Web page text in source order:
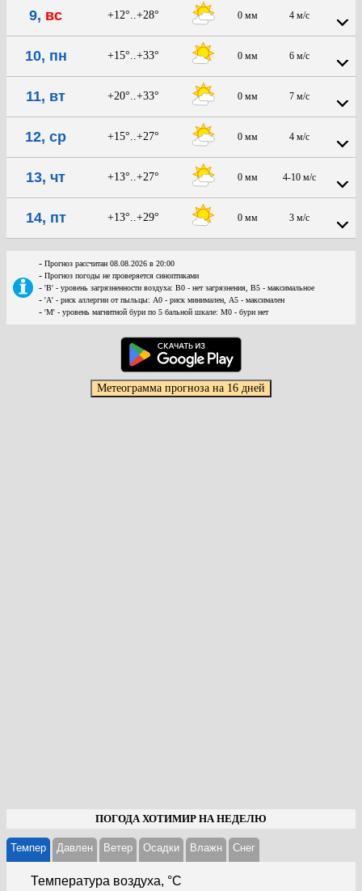
9, вс +12°..+28° 0 мм 4 м/с
10, пн +15°..+33° 0 мм 6 м/с
11, вт +20°..+33° 0 мм 7 м/с
12, ср +15°..+27° 0 мм 4 м/с
13, чт +13°..+27° 0 мм 4-10 м/с
14, пт +13°..+29° 0 мм 3 м/с
- Прогноз рассчитан 08.08.2026 в 20:00
- Прогноз погоды не проверяется синоптиками
- 'В' - уровень загрязненности воздуха: В0 - нет загрязнения, В5 - максимальное
- 'А' - риск аллергии от пыльцы: А0 - риск минимален, А5 - максимален
- 'М' - уровень магнитной бури по 5 бальной шкале: М0 - бури нет
ПОГОДА ХОТИМИР НА НЕДЕЛЮ
Темпер Давлен Ветер Осадки Влажн Cнег
Температура воздуха, °С